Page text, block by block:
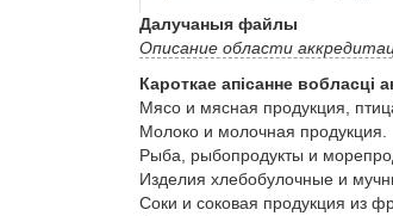
Далучаныя файлы
Описание области
Кароткае апісанне вобласці
Мясо и мясная продукция,
Молоко и молочная продукция.
Рыба, рыбопродукты и
Изделия хлебобулочные и
Соки и соковая продукция из